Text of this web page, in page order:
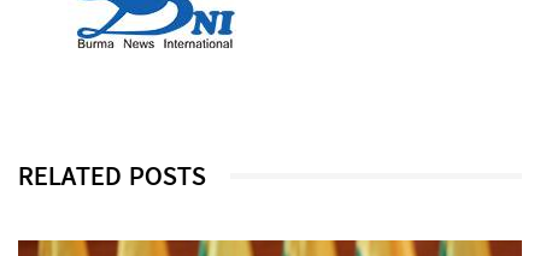
RELATED POSTS